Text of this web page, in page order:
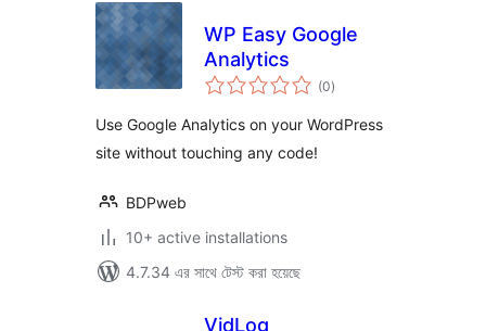
WP Easy Google
Analytics
(0total
ratings
)
Use Google Analytics on your WordPress
site without touching any code!
BDPweb
10+ active installations
4.7.34 এর সাথে টেস্ট করা হয়েছে
VidLog